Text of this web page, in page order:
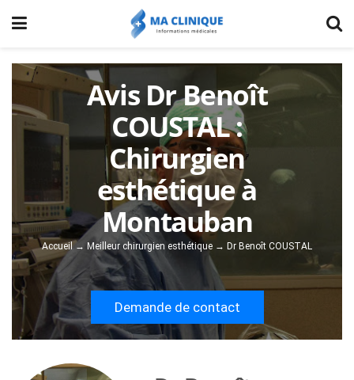
Avis Dr Benoît
COUSTAL :
Chirurgien
esthétique à
Montauban
Accueil→ Meilleur chirurgien esthétique → Dr Benoît COUSTAL
Demande de contact